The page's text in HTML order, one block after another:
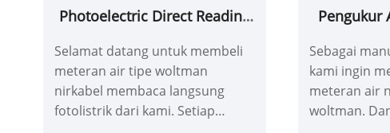
Photoelectric Direct Reading
Water Meter
Selamat datang untuk membeli
meteran air tipe woltman
nirkabel membaca langsung
fotolistrik dari kami. Setiap
Pengukur
Sebagai
kami ingin
meteran air
woltman.